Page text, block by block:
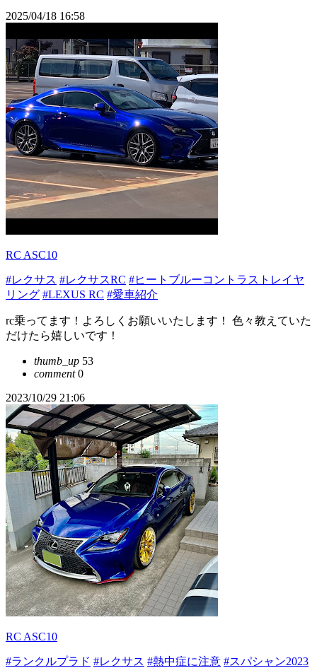
2025/04/18 16:58
RC ASC10
#レクサス #レクサスRC #ヒートブルーコントラストレイヤ
リング #LEXUS RC #愛車紹介
rc乗ってます！よろしくお願いいたします！ 色々教えていた
だけたら嬉しいです！
thumb_up 53
comment0
2023/10/29 21:06
RC ASC10
#ランクルプラド #レクサス #熱中症に注意 #スパシャン2023